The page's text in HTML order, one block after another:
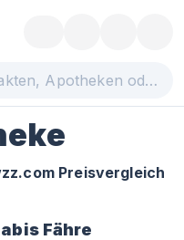
Preisvergleich
Fähre